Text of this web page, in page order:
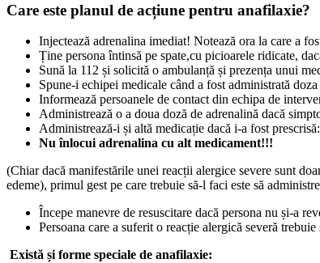
Care este planul de acțiune pentru anafilaxie?
Injectează adrenalina imediat! Notează ora la care a
Ține persona întinsă pe spate,cu picioarele ridicate,
Sună la 112 și solicită o ambulanță și prezența unui
Spune-i echipei medicale când a fost administrată
Informează persoanele de contact din echipa de
Administrează o a doua doză de adrenalină dacă
Administrează-i și altă medicație dacă i-a fost
Nu înlocui adrenalina cu alt medicament!!!
(Chiar dacă manifestările unei reacții alergice severe sunt
edeme), primul gest pe care trebuie să-l faci este să
Începe manevre de resuscitare dacă persona nu și-a
Persoana care a suferit o reacție alergică severă
Există și forme speciale de anafilaxie: